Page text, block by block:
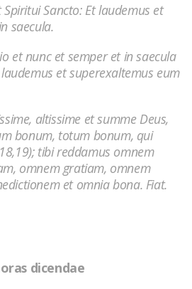
Sancto: Et laudemus et
saecula.
et nunc et semper et in saecula
et superexaltemus eum
altissime et summe Deus,
bonum, totum bonum, qui
tibi reddamus omnem
omnem gratiam, omnem
et omnia bona. Fiat.
dicendae